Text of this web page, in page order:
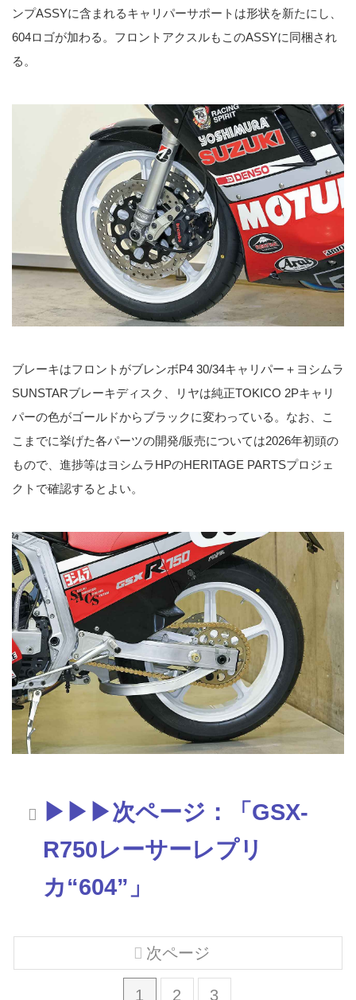
ンプASSYに含まれるキャリパーサポートは形状を新たにし、
604ロゴが加わる。フロントアクスルもこのASSYに同梱され
る。
ブレーキはフロントがブレンボP4 30/34キャリパー＋ヨシムラ
SUNSTARブレーキディスク、リヤは純正TOKICO 2Pキャリ
パーの色がゴールドからブラックに変わっている。なお、こ
こまでに挙げた各パーツの開発/販売については2026年初頭の
もので、進捗等はヨシムラHPのHERITAGE PARTSプロジェ
クトで確認するとよい。
▶▶▶次ページ：「GSX-
R750レーサーレプリ
カ“604”」
1 2 3
次ページ